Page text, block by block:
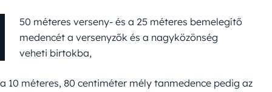
50 méteres verseny- és a 25 méteres bemelegítő
medencét a versenyzők és a nagyközönség
veheti birtokba,
a 10 méteres, 80 centiméter mély tanmedence pedig az